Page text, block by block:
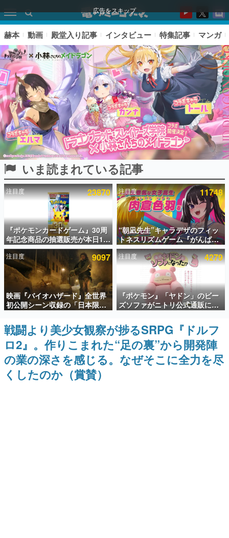
広告をスキップ
ピックアップ
電ファミのいま読まれている記事ランキング
アプリセール情報
インタビュー
連載・特集一覧
殿堂入り記事
SNS拡散数が数千以上！ ページビュー数万以上！ などな
ど。多くの人々に読まれた、電ファミ渾身の“殿堂入り”記
事をまとめました。
ゲームの企画書
名作ゲームクリエイターの方々に製作時のエピソードをお
聞きし、ヒットする企画（ゲーム）とは何か？を探ってい
きます。
赫本
この物語を解いてはいけない。『赫本』は、〈試験問題〉
赫本 動画 殿堂入り記事 インタビュー 特集記事 マンガ
いま読まれている記事
注目度 23870
『ポケモンカードゲーム』30周
年記念商品の抽選販売が本日12
時より開始。拡張パック「30th
CELEBRATION」のボックス
に、「プレミアムデッキセット
エーフィ・ブラッキー」
「FUTURISTIC BOX」の計3商
品
注目度 11748
“朝凪先生”キャラデザのフィッ
トネスリズムゲーム『がんば
れ！チアリズム』Steamストア
ページが公開。キャラクターの
CVは陽向葵ゅかさん
注目度 9097
映画『バイオハザード』全世界
初公開シーン収録の「日本限
定」予告映像が解禁。バイオの
日（8月10日）にあわせて、
「ラクーンシティ総合病院」へ
行く配達人の姿が披露
注目度 4279
『ポケモン』「ヤドン」のビー
ズソファがニトリ公式通販にて
販売中。かわいらしい顔や立体
感のある耳、ソファの後ろにつ
いたしっぽなどで「ヤドン」の
かわいさを表現
戦闘より美少女観察が捗るSRPG『ドルフ
ロ2』。作りこまれた“足の裏”から開発陣
の業の深さを感じる。なぜそこに全力を尽
くしたのか（賞賛）